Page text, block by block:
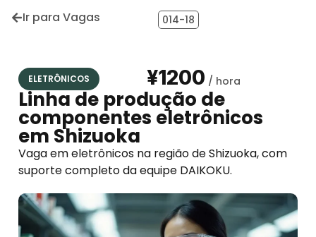
Ir para Vagas 014-18
ELETRÔNICOS ¥1200
Linha de produção de
componentes eletrônicos
em Shizuoka
Vaga em eletrônicos na região de Shizuoka, com
suporte completo da equipe DAIKOKU.